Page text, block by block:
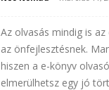
Az olvasás mindig is
az önfejlesztésnek.
hiszen a e-könyv
elmerülhetsz egy jó